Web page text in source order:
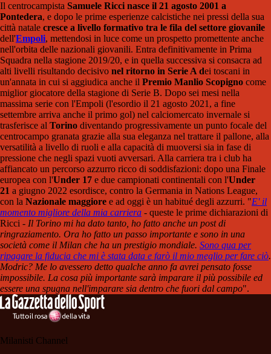
Il centrocampista Samuele Ricci nasce il 21 agosto 2001 a
Pontedera, e dopo le prime esperienze calcistiche nei pressi della sua
città natale cresce a livello formativo tra le fila del settore giovanile
dell'Empoli, mettendosi in luce come un prospetto promettente anche
nell'orbita delle nazionali giovanili. Entra definitivamente in Prima
Squadra nella stagione 2019/20, e in quella successiva si consacra ad
alti livelli risultando decisivo nel ritorno in Serie A dei toscani in
un'annata in cui si aggiudica anche il Premio Manlio Scopigno come
miglior giocatore della stagione di Serie B. Dopo sei mesi nella
massima serie con l'Empoli (l'esordio il 21 agosto 2021, a fine
settembre arriva anche il primo gol) nel calciomercato invernale si
trasferisce al Torino diventando progressivamente un punto focale del
centrocampo granata grazie alla sua eleganza nel trattare il pallone, alla
versatilità a livello di ruoli e alla capacità di muoversi sia in fase di
pressione che negli spazi vuoti avversari. Alla carriera tra i club ha
affiancato un percorso azzurro ricco di soddisfazioni: dopo una Finale
europea con l'Under 17 e due campionati continentali con l'Under
21 a giugno 2022 esordisce, contro la Germania in Nations League,
con la Nazionale maggiore e ad oggi è un habitué degli azzurri. "E' il
momento migliore della mia carriera - queste le prime dichiarazioni di
Ricci - Il Torino mi ha dato tanto, ho fatto anche un post di
ringraziamento. Ora ho fatto un passo importante e sono in una
società come il Milan che ha un prestigio mondiale. Sono qua per
ripagare la fiducia che mi è stata data e farò il mio meglio per fare ciò.
Modric? Me lo avessero detto qualche anno fa avrei pensato fosse
impossibile. La cosa più importante sarà imparare il più possibile ed
essere una spugna nell'imparare sia dentro che fuori dal campo".
Milanisti Channel